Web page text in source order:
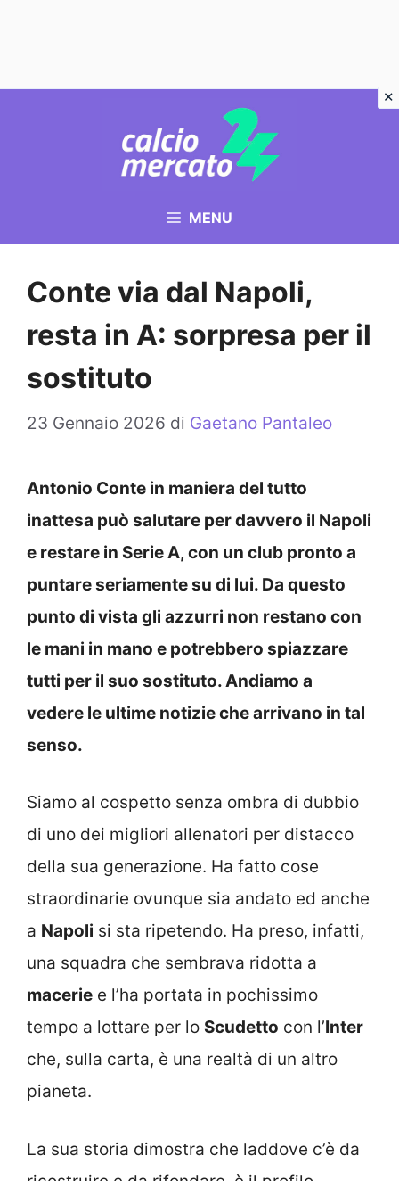
MENU
Conte via dal Napoli,
resta in A: sorpresa per il
sostituto
23 Gennaio 2026 di Gaetano Pantaleo
Antonio Conte in maniera del tutto
inattesa può salutare per davvero il Napoli
e restare in Serie A, con un club pronto a
puntare seriamente su di lui. Da questo
punto di vista gli azzurri non restano con
le mani in mano e potrebbero spiazzare
tutti per il suo sostituto. Andiamo a
vedere le ultime notizie che arrivano in tal
senso.
Siamo al cospetto senza ombra di dubbio
di uno dei migliori allenatori per distacco
della sua generazione. Ha fatto cose
straordinarie ovunque sia andato ed anche
a Napoli si sta ripetendo. Ha preso, infatti,
una squadra che sembrava ridotta a
macerie e l’ha portata in pochissimo
tempo a lottare per lo Scudetto con l’Inter
che, sulla carta, è una realtà di un altro
pianeta.
La sua storia dimostra che laddove c’è da